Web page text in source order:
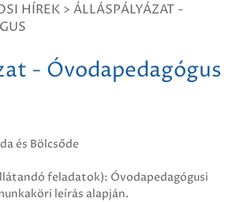
HÍREK > ÁLLÁSPÁLYÁZAT -
- Óvodapedagógus
és Bölcsőde
feladatok): Óvodapedagógusi
leírás alapján.